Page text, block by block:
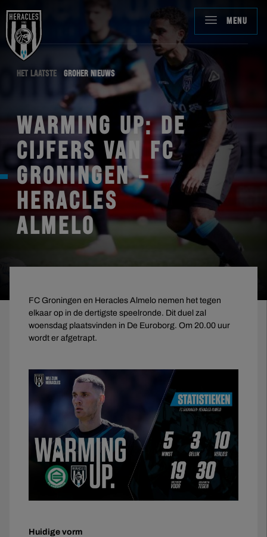
MENU
HET LAATSTE GROHER NIEUWS
WARMING UP: DE
CIJFERS VAN FC
GRONINGEN –
HERACLES
ALMELO
FC Groningen en Heracles Almelo nemen het tegen
elkaar op in de dertigste speelronde. Dit duel zal
woensdag plaatsvinden in De Euroborg. Om 20.00 uur
wordt er afgetrapt.
Huidige vorm